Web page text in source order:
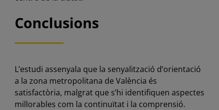
Conclusions
L’estudi assenyala que la senyalització d’orientació
a la zona metropolitana de València és
satisfactòria, malgrat que s’hi identifiquen aspectes
millorables com la continuïtat i la comprensió.